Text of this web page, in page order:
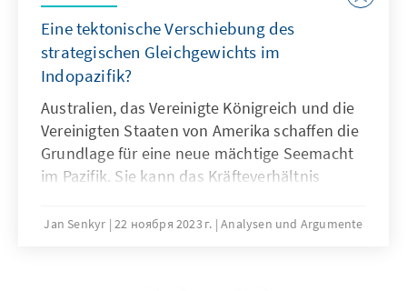
Eine tektonische Verschiebung des
strategischen Gleichgewichts im
Indopazifik?
Australien, das Vereinigte Königreich und die
Vereinigten Staaten von Amerika schaffen die
Grundlage für eine neue mächtige Seemacht
im Pazifik. Sie kann das Kräfteverhältnis
westlichen Verbündeten im indopazifischen
Jan Senkyr 22 ноября 2023 г. Analysen und Argumente